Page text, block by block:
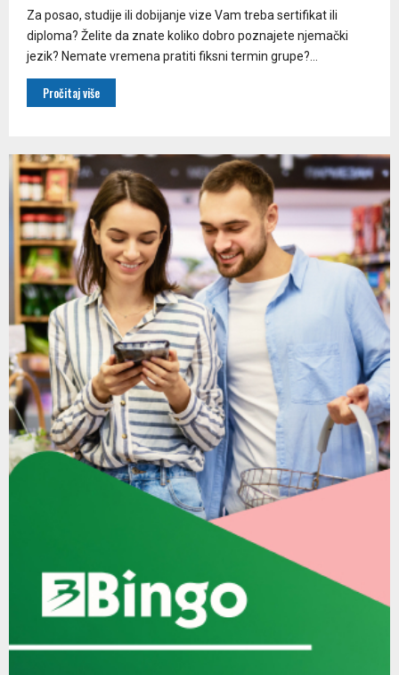
Za posao, studije ili dobijanje vize Vam treba sertifikat ili
diploma? Želite da znate koliko dobro poznajete njemački
jezik? Nemate vremena pratiti fiksni termin grupe?...
Pročitaj više